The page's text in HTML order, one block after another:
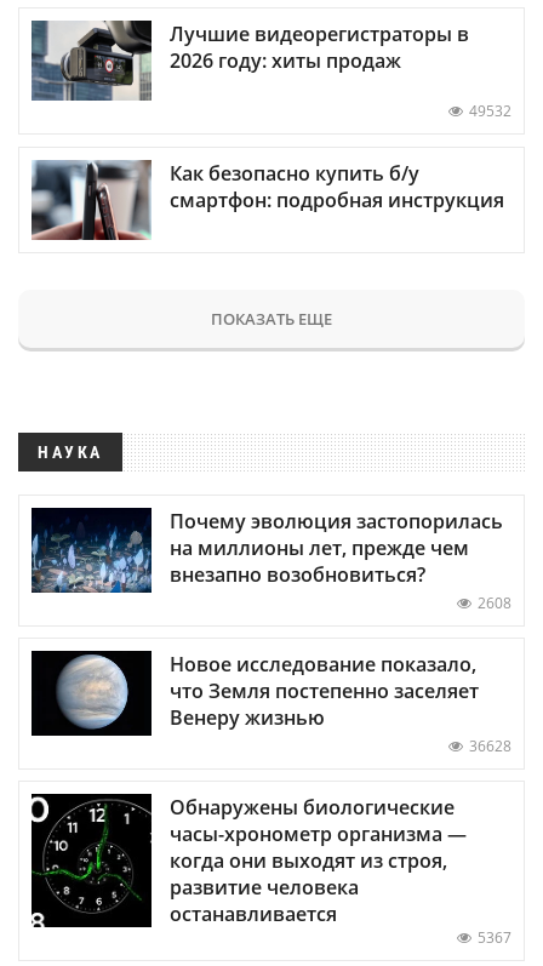
Лучшие видеорегистраторы в
2026 году: хиты продаж
49532
Как безопасно купить б/у
смартфон: подробная инструкция
ПОКАЗАТЬ ЕЩЕ
НАУКА
Почему эволюция застопорилась
на миллионы лет, прежде чем
внезапно возобновиться?
2608
Новое исследование показало,
что Земля постепенно заселяет
Венеру жизнью
36628
Обнаружены биологические
часы-хронометр организма —
когда они выходят из строя,
развитие человека
останавливается
5367